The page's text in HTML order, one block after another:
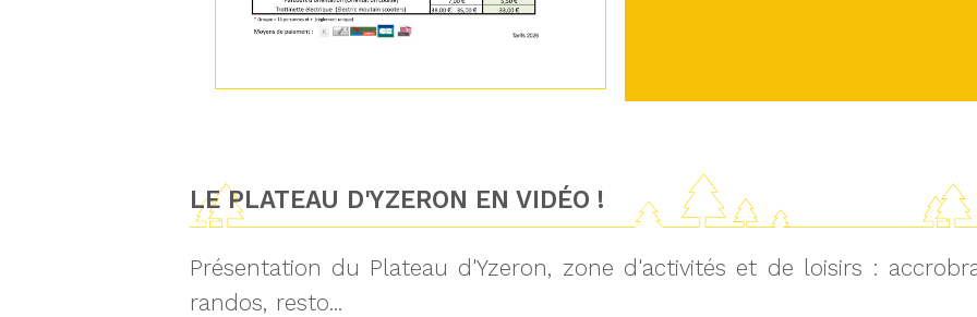
LE PLATEAU D'YZERON EN VIDÉO !
Présentation du Plateau d'Yzeron, zone d'activités et de loisirs :
randos, resto...